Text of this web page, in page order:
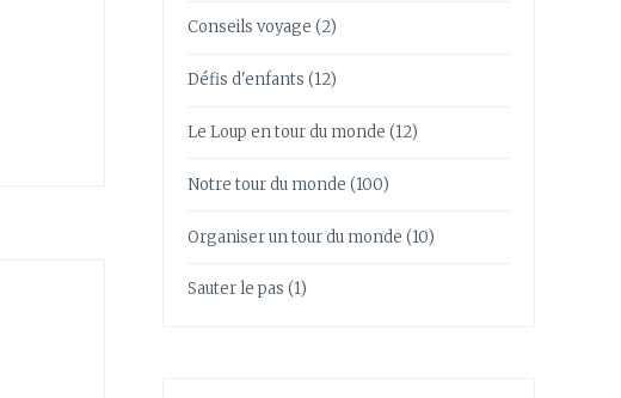
Conseils voyage (2)
Défis d'enfants (12)
Le Loup en tour du monde (12)
Notre tour du monde (100)
Organiser un tour du monde (10)
Sauter le pas (1)